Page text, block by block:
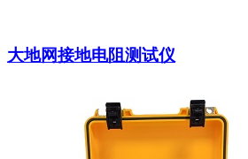
大地网接地电阻测试仪